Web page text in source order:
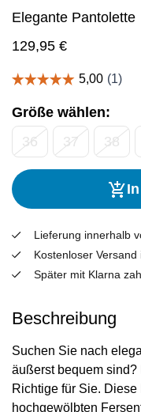
Elegante Pantolette
129,95 €
Größe wählen:
36
37 38
Lieferung innerhalb
Kostenloser
Später mit Klarna
Beschreibung
Suchen Sie nach
äußerst bequem
Richtige für Sie.
hochgewölbten